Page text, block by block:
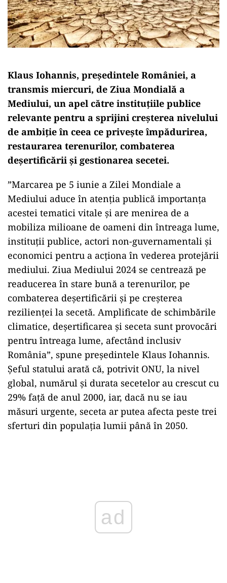
Klaus Iohannis, președintele României, a
transmis miercuri, de Ziua Mondială a
Mediului, un apel către instituțiile publice
relevante pentru a sprijini creșterea nivelului
de ambiție în ceea ce privește împădurirea,
restaurarea terenurilor, combaterea
deșertificării și gestionarea secetei.
”Marcarea pe 5 iunie a Zilei Mondiale a
Mediului aduce în atenţia publică importanţa
acestei tematici vitale şi are menirea de a
mobiliza milioane de oameni din întreaga lume,
instituţii publice, actori non-guvernamentali şi
economici pentru a acţiona în vederea protejării
mediului. Ziua Mediului 2024 se centrează pe
readucerea în stare bună a terenurilor, pe
combaterea deşertificării şi pe creşterea
rezilienţei la secetă. Amplificate de schimbările
climatice, deşertificarea şi seceta sunt provocări
pentru întreaga lume, afectând inclusiv
România”, spune preşedintele Klaus Iohannis.
Şeful statului arată că, potrivit ONU, la nivel
global, numărul şi durata secetelor au crescut cu
29% faţă de anul 2000, iar, dacă nu se iau
măsuri urgente, seceta ar putea afecta peste trei
sferturi din populaţia lumii până în 2050.